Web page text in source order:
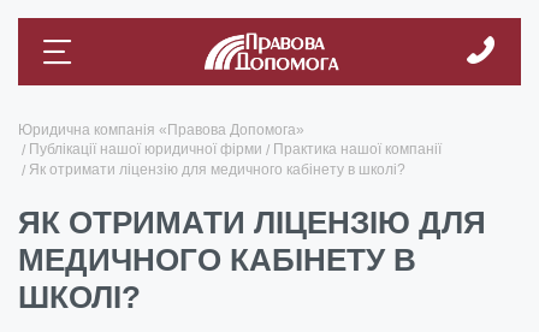
Юридична компанія «Правова Допомога»
Публікації нашої юридичної фірми
Практика нашої компанії
Як отримати ліцензію для медичного кабінету в школі?
ЯК ОТРИМАТИ ЛІЦЕНЗІЮ ДЛЯ
МЕДИЧНОГО КАБІНЕТУ В
ШКОЛІ?